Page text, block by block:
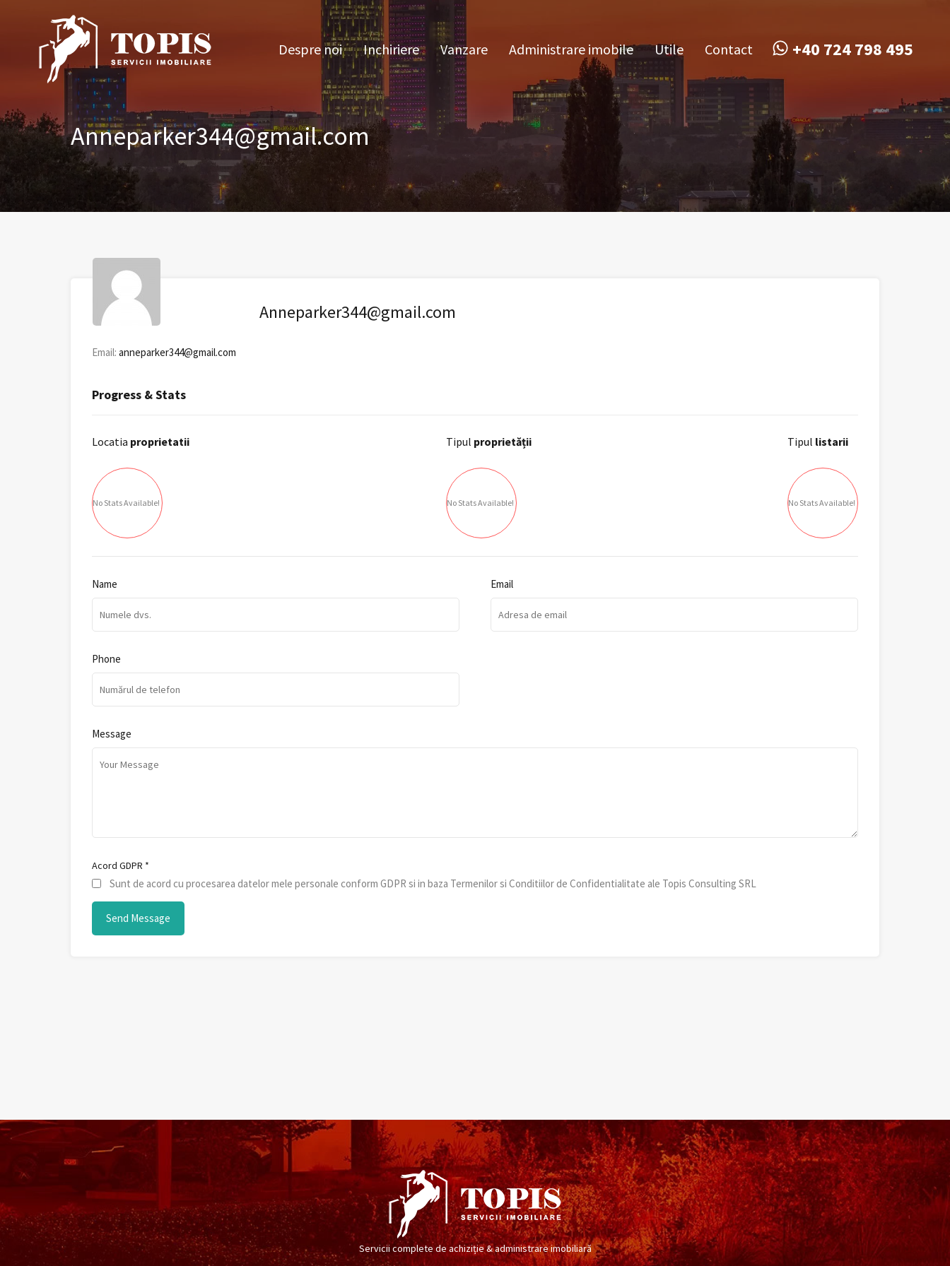
Despre noi Inchiriere
Despre noi
Inchiriere Vanzare Administrare imobile Utile Contact +40 724 798 495
Anneparker344@gmail.com
Anneparker344@gmail.com
Email: anneparker344@gmail.com
Progress & Stats
Locatia proprietatii
No Stats Available!
Tipul proprietății
No Stats Available!
Tipul listarii
No Stats Available!
Name Email
Phone
Message
Acord GDPR *
Sunt de acord cu procesarea datelor mele personale conform GDPR si in baza Termenilor si Conditiilor de Confidentialitate ale Topis Consulting SRL
Servicii complete de achiziție & administrare imobiliară